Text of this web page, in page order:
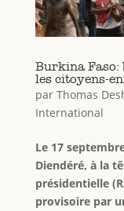
Burkina Faso:
les citoyens-
par Thomas
International
Le 17
Diendéré, à la
présidentielle
provisoire par